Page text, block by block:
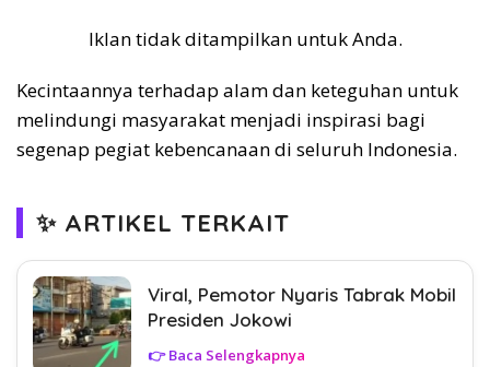
Iklan tidak ditampilkan untuk Anda.
Kecintaannya terhadap alam dan keteguhan untuk
melindungi masyarakat menjadi inspirasi bagi
segenap pegiat kebencanaan di seluruh Indonesia.
✨ ARTIKEL TERKAIT
Viral, Pemotor Nyaris Tabrak Mobil
Presiden Jokowi
👉 Baca Selengkapnya